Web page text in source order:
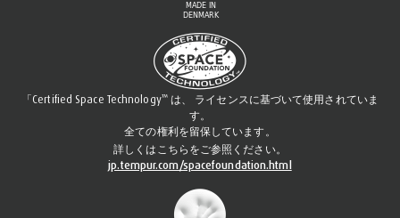
「Certified Space Technology™は、 ライセンスに基づいて使用されていま
す。
全ての権利を留保しています。
詳しくはこちらをご参照ください。
jp.tempur.com/spacefoundation.html